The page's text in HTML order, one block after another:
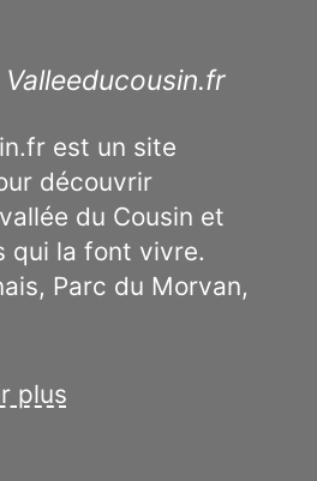
est un site
découvrir
du Cousin et
qui la font vivre.
Parc du Morvan,
plus